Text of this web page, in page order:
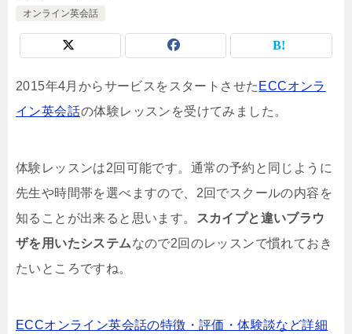
オンライン英会話
2015年4月からサービスをスタートさせた ECCオンラ
イン英会話の体験レッスンを受けてみました。
体験レッスンは2回可能です。通常の予約と同じように
先生や時間帯を選べますので、2回でスクールの内容を
知ることが出来ると思います。
スカイプと違いブラウ
ザを用いたシステムなので2回のレッスンで慣れておき
たいところですね。
ECCオンライン英会話の特徴・評価・体験談など詳細